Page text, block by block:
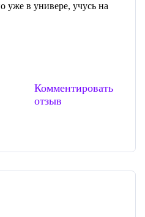
уже в универе, учусь на
Комментировать
отзыв